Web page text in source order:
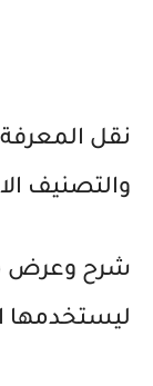
نقل
والتصنيف
شرح وعرض
ليستخدمها